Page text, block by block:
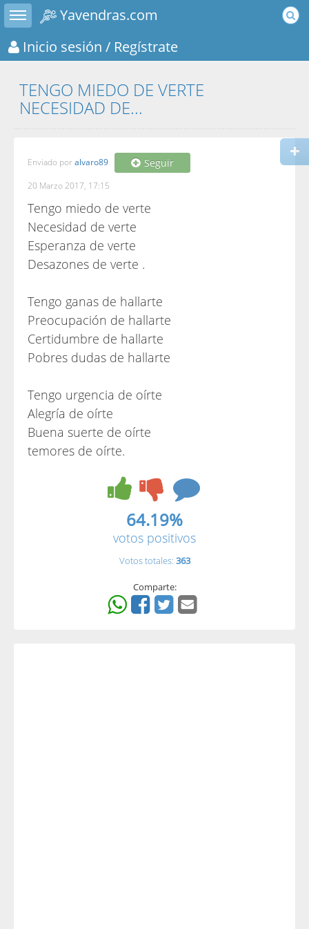
Toggle sidebar
Yavendras.com
Inicio sesión / Regístrate
TENGO MIEDO DE VERTE
NECESIDAD DE...
Enviado por alvaro89 Seguir
20 Marzo 2017, 17:15
Tengo miedo de verte
Necesidad de verte
Esperanza de verte
Desazones de verte .
Tengo ganas de hallarte
Preocupación de hallarte
Certidumbre de hallarte
Pobres dudas de hallarte
Tengo urgencia de oírte
Alegría de oírte
Buena suerte de oírte
temores de oírte.
64.19%
votos positivos
Votos totales: 363
Comparte: